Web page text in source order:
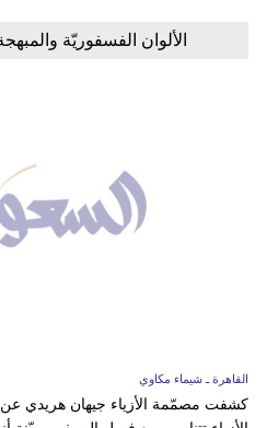
الألوان الفسفوريّة
القاهرة ـ شيماء مكاوي
كشفت مصمّمة الأزياء جيهان هريدي